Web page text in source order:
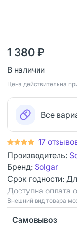
1 380 ₽
В наличии
Цена действительна
Все
17
Производитель:
Бренд: Solgar
Срок годности:
Доступна оплата
Bнешний вид товара
Самовывоз